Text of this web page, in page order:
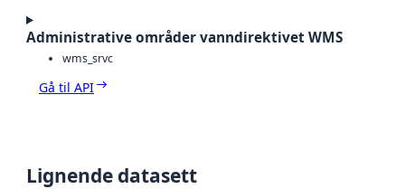
Administrative områder vanndirektivet WMS
wms_srvc
Gå til API
Lignende datasett